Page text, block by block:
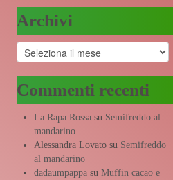
Archivi
Archivi
Commenti recenti
La Rapa Rossasu Semifreddo al
mandarino
Alessandra Lovatosu Semifreddo
al mandarino
dadaumpappasu Muffin cacao e